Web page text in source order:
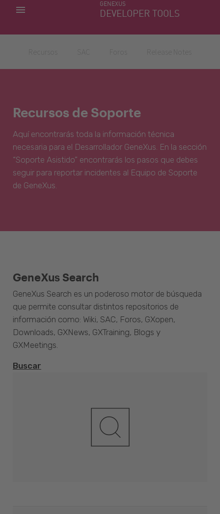
GENEXUS
DEVELOPER TOOLS
MIS APLICACIONES
Recursos de Soporte
Aquí encontrarás toda la información técnica
necesaria para el Desarrollador GeneXus. En la sección
“Soporte Asistido” encontrarás los pasos que debes
seguir para reportar incidentes al Equipo de Soporte
de GeneXus.
GeneXus Search
GeneXus Search es un poderoso motor de búsqueda
que permite consultar distintos repositorios de
información como: Wiki, SAC, Foros, GXopen,
Downloads, GXNews, GXTraining, Blogs y
GXMeetings.
Buscar